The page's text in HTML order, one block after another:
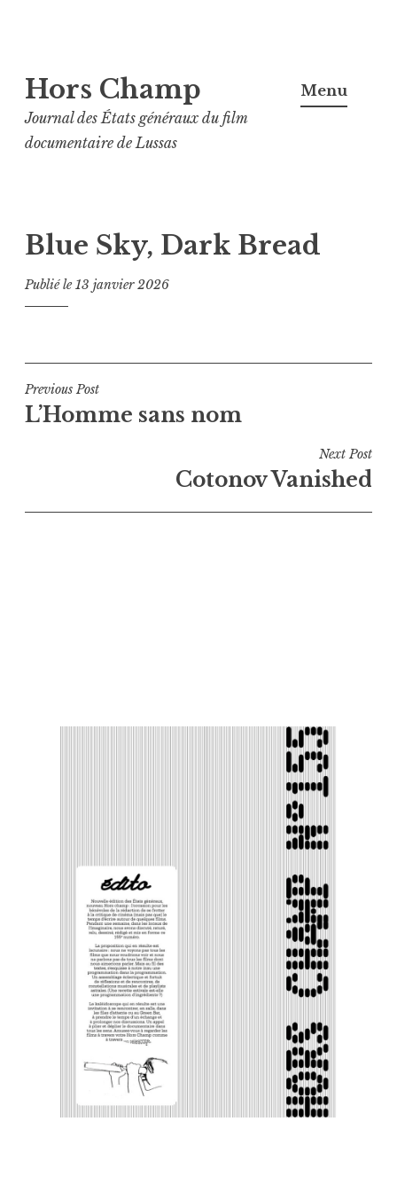
au
contenu
principal
Hors Champ
Journal des États généraux du film
documentaire de Lussas
Menu
Blue Sky, Dark Bread
Publié le13 janvier 2026
Navigation
de
Previous Post
L’Homme sans nom
Next Post
Cotonov Vanished